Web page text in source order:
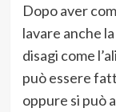
Dopo aver
lavare anche
disagi come
può essere
oppure si può